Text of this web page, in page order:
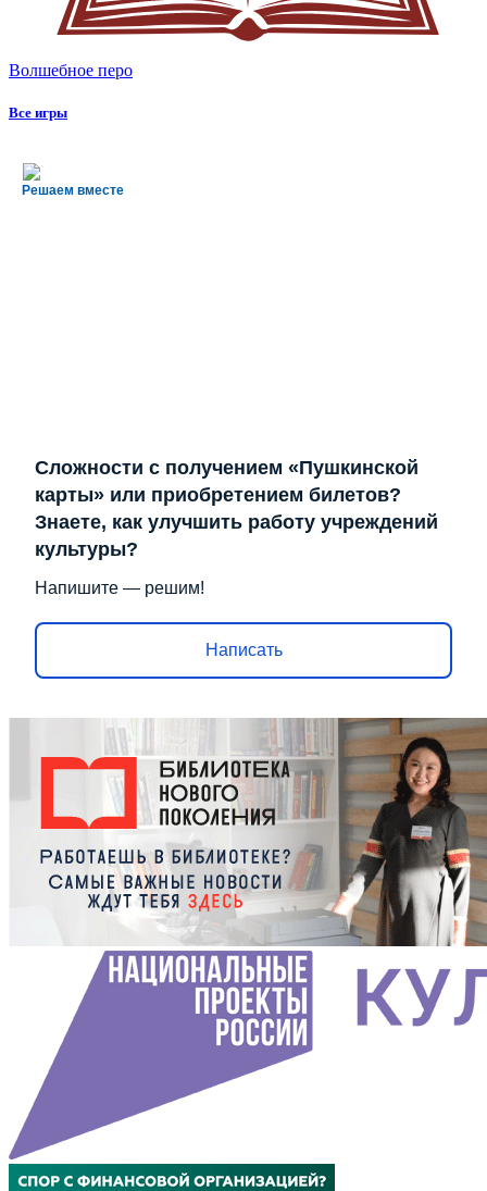
Волшебное перо
Все игры
Решаем вместе
Сложности с получением «Пушкинской
карты» или приобретением билетов?
Знаете, как улучшить работу учреждений
культуры?
Напишите — решим!
Написать